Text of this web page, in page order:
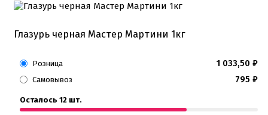
Глазурь черная Мастер Мартини 1кг
Розница 1 033,50 ₽
Самовывоз 795 ₽
Осталось 12 шт.